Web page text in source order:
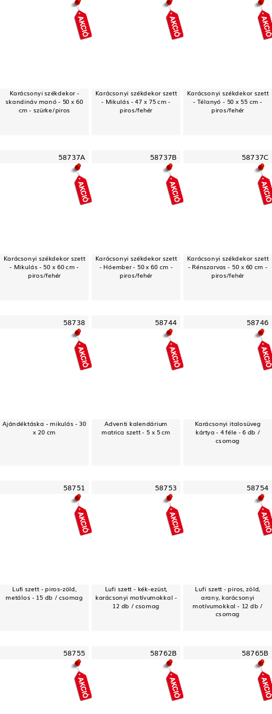
Karácsonyi székdekor -
skandináv manó - 50 x 60
cm - szürke/piros
Karácsonyi székdekor szett
- Mikulás - 47 x 75 cm -
piros/fehér
Karácsonyi székdekor szett
- Télanyó - 50 x 55 cm -
piros/fehér
58737A
Karácsonyi székdekor szett
- Mikulás - 50 x 60 cm -
piros/fehér
58737B
Karácsonyi székdekor szett
- Hóember - 50 x 60 cm -
piros/fehér
58737C
Karácsonyi székdekor szett
- Rénszarvas - 50 x 60 cm -
piros/fehér
58738
Ajándéktáska - mikulás - 30
x 20 cm
58744
Adventi kalendárium
matrica szett - 5 x 5 cm
58746
Karácsonyi italosüveg
kártya - 4 féle - 6 db /
csomag
58751
Lufi szett - piros-zöld,
metálos - 15 db / csomag
58753
Lufi szett - kék-ezüst,
karácsonyi motívumokkal -
12 db / csomag
58754
Lufi szett - piros, zöld,
arany, karácsonyi
motívumokkal - 12 db /
csomag
58755 58762B 58765B